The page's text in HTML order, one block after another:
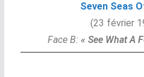
Seven Seas
(23 février
Face B:« See What A